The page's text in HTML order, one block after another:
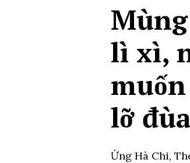
lì xì,
lỡ
Ứng Hà Chi,